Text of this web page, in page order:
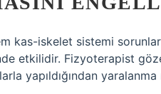
kas-iskelet sistemi
etkilidir. Fizyoterapist
yapıldığından